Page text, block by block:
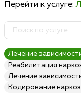
Перейти к услуге:
Лечение
Реабилитация
Лечение
Кодирование